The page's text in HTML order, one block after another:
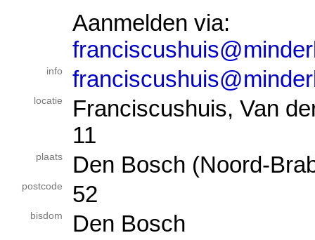
Aanmelden via:
info
locatie
Franciscushuis, Van
11
plaats Den Bosch (Noord-
postcode 52
bisdom Den Bosch